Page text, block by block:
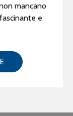
mancano
e